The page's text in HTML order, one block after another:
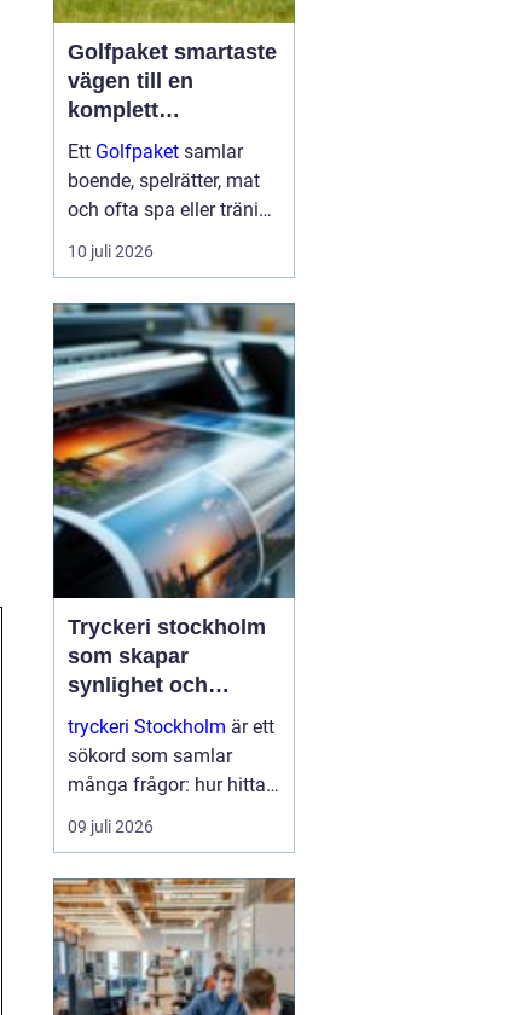
Golfpaket smartaste
vägen till en
komplett
golfupplevelse
Ett Golfpaket samlar
boende, spelrätter, mat
och ofta spa eller träning
i en och samma
bokning. För dig som vill
banan och minimera
krånglet med logistik är
ett genomtänkt p...
10 juli 2026
Tryckeri stockholm
som skapar
synlighet och
förtroende
tryckeri Stockholm är ett
sökord som samlar
många frågor: hur hittar
man rätt leverantör, vad
skiljer kvalitetstryck från
hur säkerställer man att
varumärket verkligen
lyfts fram? I en sta...
09 juli 2026